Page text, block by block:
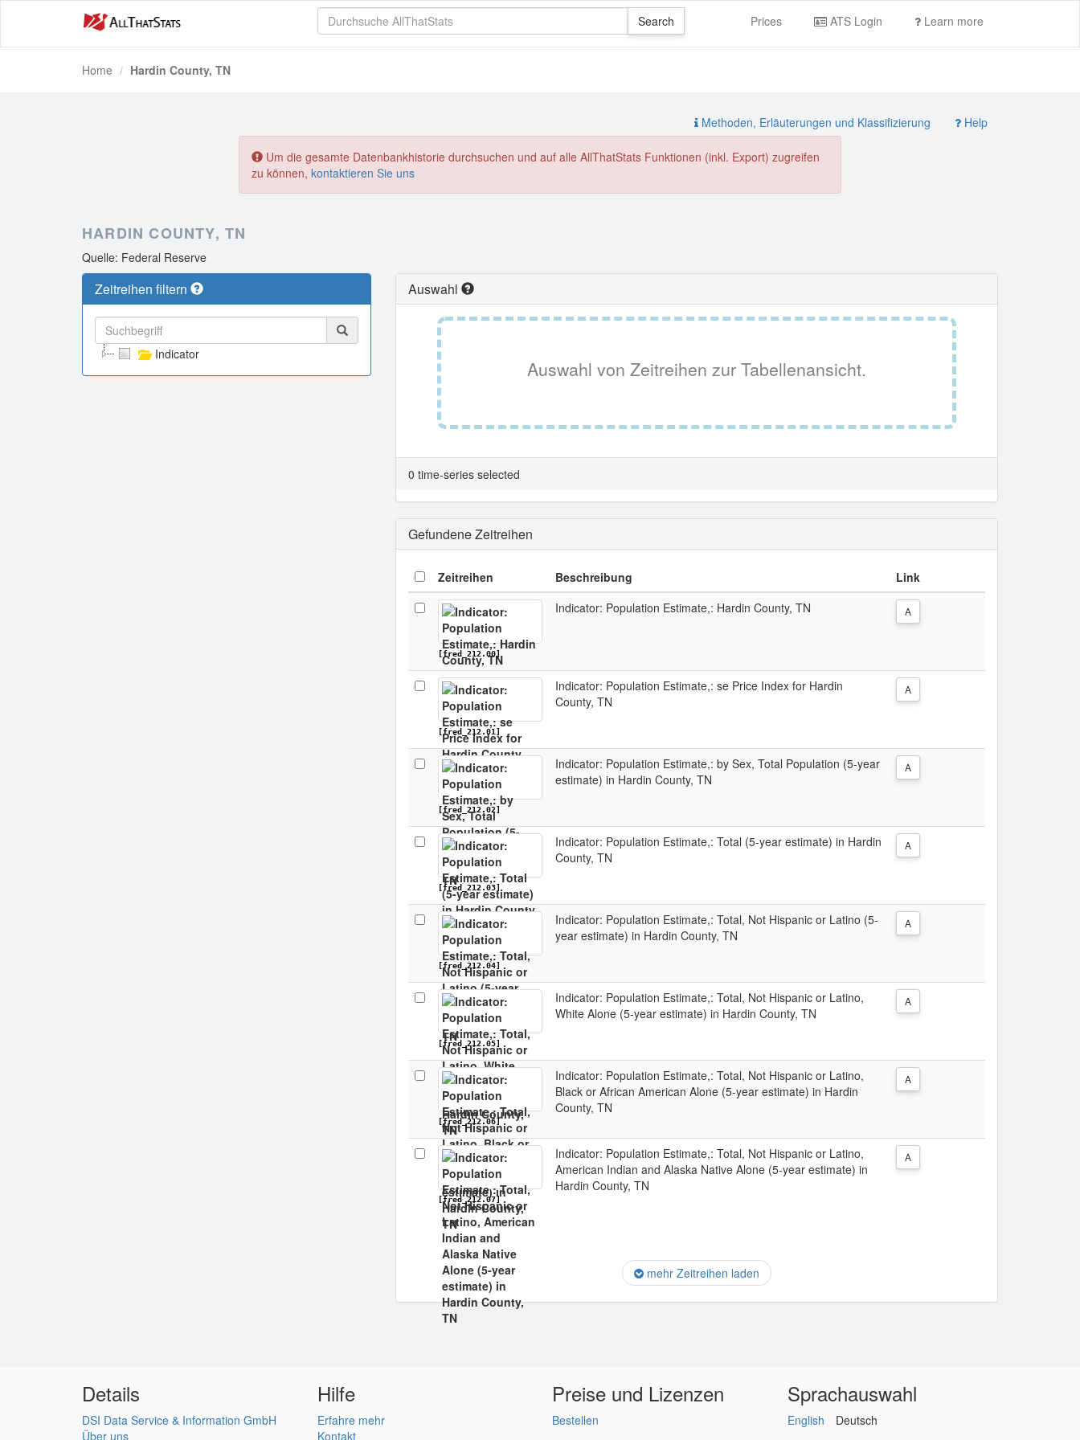
Prices ATS Login Learn more
Home Hardin County, TN
Methoden, Erläuterungen und Klassifizierung Help
Um die gesamte Datenbankhistorie durchsuchen und auf alle AllThatStats Funktionen (inkl. Export) zugreifen
zu können, kontaktieren Sie uns
HARDIN COUNTY, TN
Quelle: Federal Reserve
Zeitreihen filtern
Indicator
Auswahl
Auswahl von Zeitreihen zur Tabellenansicht.
0 time-series selected
Gefundene Zeitreihen
Zeitreihen Beschreibung Link
[fred_212.00]
Indicator: Population Estimate,: Hardin County, TN A
[fred_212.01]
Indicator: Population Estimate,: se Price Index for Hardin
County, TN
A
[fred_212.02]
Indicator: Population Estimate,: by Sex, Total Population (5-year
estimate) in Hardin County, TN
A
[fred_212.03]
Indicator: Population Estimate,: Total (5-year estimate) in Hardin
County, TN
A
[fred_212.04]
Indicator: Population Estimate,: Total, Not Hispanic or Latino (5-
year estimate) in Hardin County, TN
A
[fred_212.05]
Indicator: Population Estimate,: Total, Not Hispanic or Latino,
White Alone (5-year estimate) in Hardin County, TN
A
[fred_212.06]
Indicator: Population Estimate,: Total, Not Hispanic or Latino,
Black or African American Alone (5-year estimate) in Hardin
County, TN
A
[fred_212.07]
Indicator: Population Estimate,: Total, Not Hispanic or Latino,
American Indian and Alaska Native Alone (5-year estimate) in
Hardin County, TN
A
mehr Zeitreihen laden
Details
DSI Data Service & Information GmbH
Über uns
Hilfe
Erfahre mehr
Kontakt
Preise und Lizenzen
Bestellen
Sprachauswahl
English Deutsch